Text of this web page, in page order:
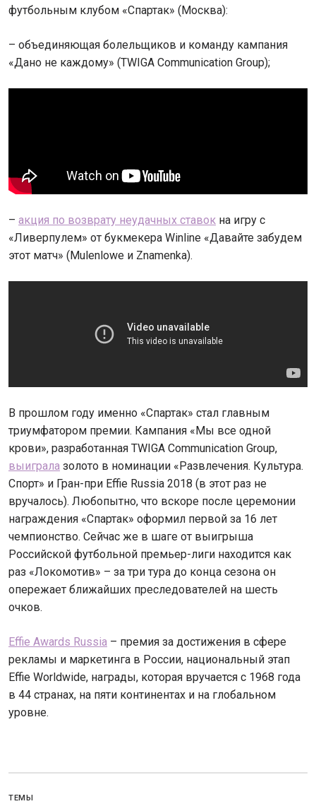
футбольным клубом «Спартак» (Москва):
– объединяющая болельщиков и команду кампания
«Дано не каждому» (TWIGA Communication Group);
– акция по возврату неудачных ставок на игру с
«Ливерпулем» от букмекера Winline «Давайте забудем
этот матч» (Mulenlowe и Znamenka).
В прошлом году именно «Спартак» стал главным
триумфатором премии. Кампания «Мы все одной
крови», разработанная TWIGA Communication Group,
выиграла золото в номинации «Развлечения. Культура.
Спорт» и Гран-при Effie Russia 2018 (в этот раз не
вручалось). Любопытно, что вскоре после церемонии
награждения «Спартак» оформил первой за 16 лет
чемпионство. Сейчас же в шаге от выигрыша
Российской футбольной премьер-лиги находится как
раз «Локомотив» – за три тура до конца сезона он
опережает ближайших преследователей на шесть
очков.
Effie Awards Russia – премия за достижения в сфере
рекламы и маркетинга в России, национальный этап
Effie Worldwide, награды, которая вручается с 1968 года
в 44 странах, на пяти континентах и на глобальном
уровне.
ТЕМЫ